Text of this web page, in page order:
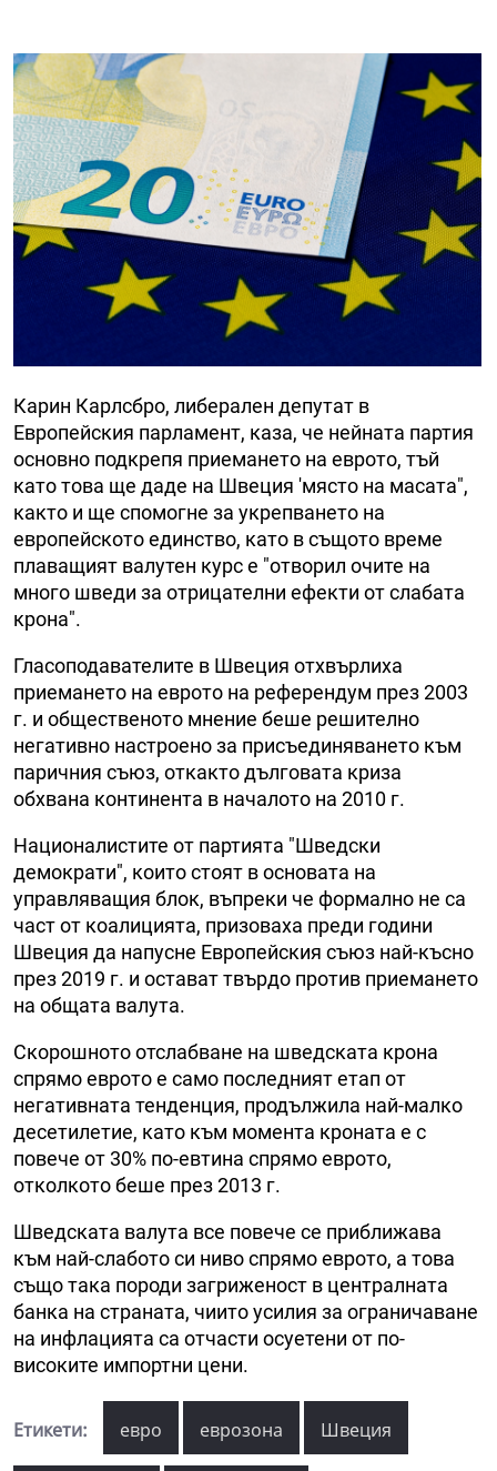
Карин Карлсбро, либерален депутат в
Европейския парламент, каза, че нейната партия
основно подкрепя приемането на еврото, тъй
като това ще даде на Швеция 'място на масата",
както и ще спомогне за укрепването на
европейското единство, като в същото време
плаващият валутен курс е "отворил очите на
много шведи за отрицателни ефекти от слабата
крона".
Гласоподавателите в Швеция отхвърлиха
приемането на еврото на референдум през 2003
г. и общественото мнение беше решително
негативно настроено за присъединяването към
паричния съюз, откакто дълговата криза
обхвана континента в началото на 2010 г.
Националистите от партията "Шведски
демократи", които стоят в основата на
управляващия блок, въпреки че формално не са
част от коалицията, призоваха преди години
Швеция да напусне Европейския съюз най-късно
през 2019 г. и остават твърдо против приемането
на общата валута.
Скорошното отслабване на шведската крона
спрямо еврото е само последният етап от
негативната тенденция, продължила най-малко
десетилетие, като към момента кроната е с
повече от 30% по-евтина спрямо еврото,
отколкото беше през 2013 г.
Шведската валута все повече се приближава
към най-слабото си ниво спрямо еврото, а това
също така породи загриженост в централната
банка на страната, чиито усилия за ограничаване
на инфлацията са отчасти осуетени от по-
високите импортни цени.
Етикети: евро еврозона Швеция